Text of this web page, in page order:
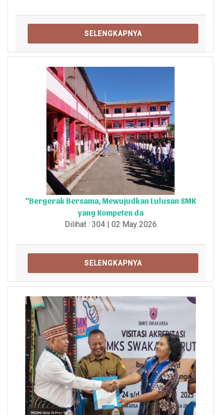
SELENGKAPNYA
“Bergerak Bersama, Mewujudkan Lulusan SMK
yang Kompeten da
Dilihat : 304 | 02 May 2026
SELENGKAPNYA